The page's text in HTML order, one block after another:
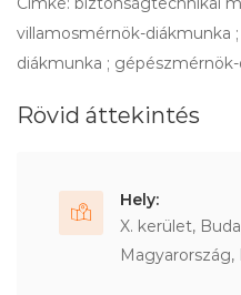
villamosmérnök-diákmunka
diákmunka ;
Rövid áttekintés
Hely:
X. kerület,